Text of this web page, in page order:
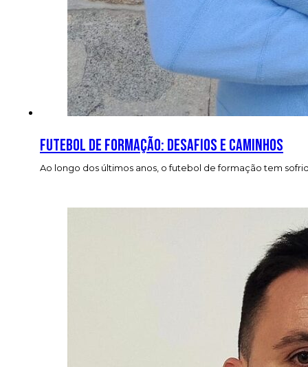
Futebol de formação: desafios e caminhos
Ao longo dos últimos anos, o futebol de formação tem